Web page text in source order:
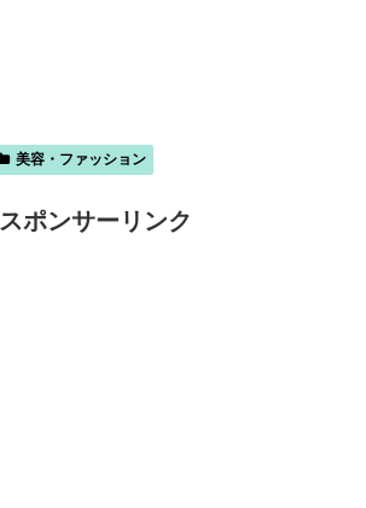
美容・ファッション
スポンサーリンク